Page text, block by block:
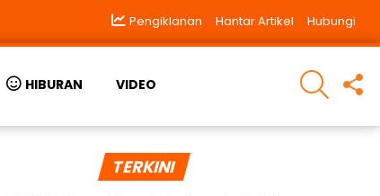
Pengiklanan Hantar Artikel Hubungi
HIBURAN VIDEO
SEARCH
TERKINI